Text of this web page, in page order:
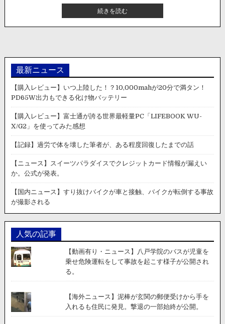
続きを読む【国
内
ニ
ス】
人
の
ラ
ッ
が
正
面
に
っ
込
イ
レ
ー
キ
け
忘
れ
最新ニュース
【購入レビュー】いつ上陸した！？10,000mahが20分で満タン！
PD65W出力もできる化け物バッテリー
【購入レビュー】富士通が誇る世界最軽量PC「LIFEBOOK WU-
X/G2」を使ってみた感想
【記録】過労で体を壊した筆者が、ある程度回復したまでの話
【ニュース】スイーツパラダイスでクレジットカード情報が漏えい
か。公式が発表。
【国内ニュース】すり抜けバイクが車と接触、バイクが転倒する事故
が撮影される
人気の記事
【動画有り・ニュース】八戸学院のバスが児童を
乗せ危険運転をして事故を起こす様子が公開され
る。
【海外ニュース】泥棒が玄関の郵便受けから手を
入れるも住民に発見。撃退の一部始終が公開。